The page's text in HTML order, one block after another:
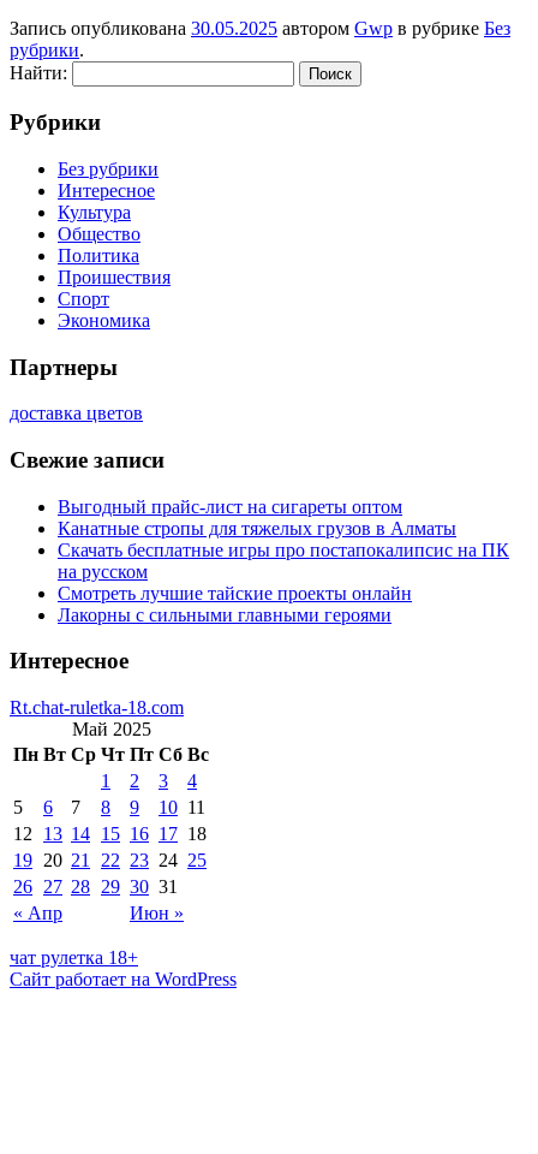
Запись опубликована 30.05.2025 автором Gwp в рубрике Без
рубрики.
Найти:
Рубрики
Без рубрики
Интересное
Культура
Общество
Политика
Проишествия
Спорт
Экономика
Партнеры
доставка цветов
Свежие записи
Выгодный прайс-лист на сигареты оптом
Канатные стропы для тяжелых грузов в Алматы
Скачать бесплатные игры про постапокалипсис на ПК
на русском
Смотреть лучшие тайские проекты онлайн
Лакорны с сильными главными героями
Интересное
Rt.chat-ruletka-18.com
Май 2025
Пн Вт Ср Чт Пт Сб Вс
« Апр Июн »
1 2 3
4
5
6 7 8 9 10 11
12
13 14 15 16 17 18
19 20 21 22 23 24 25
26 27 28 29 30 31
чат рулетка 18+
Сайт работает на WordPress